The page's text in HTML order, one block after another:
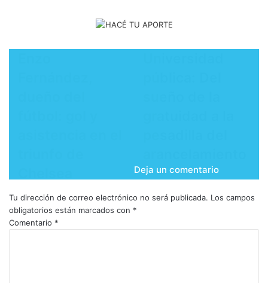
Deja un comentario
Tu dirección de correo electrónico no será publicada. Los campos
obligatorios están marcados con *
Comentario *